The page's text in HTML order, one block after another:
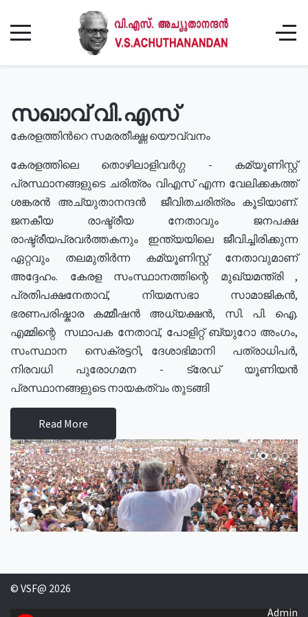
സഖാവ് വി.എസ്
കേരളത്തിൻറെ സമരതീക്ഷ്ണ യൌവ്വനം
കേരളത്തിലെ തൊഴിലാളിവർഗ്ഗ - കമ്യൂണിസ്റ്റ്
പ്രസ്ഥാനങ്ങളുടെ ചരിത്രം വിഎസ് എന്ന വേലിക്കകത്ത്
ശങ്കരൻ അച്യുതാനന്ദൻ ജീവിതചരിത്രം കൂടിയാണ്.
ജനകീയ രാഷ്ട്രീയ നേതാവും ജനപക്ഷ
രാഷ്ട്രീയപ്രവർത്തകനും ഇന്ത്യയിലെ ജീവിച്ചിരിക്കുന്ന
ഏറ്റവും തലമുതിർന്ന കമ്യൂണിസ്റ്റ് നേതാവുമാണ്
അദ്ദേഹം. കേരള സംസ്ഥാനത്തിന്റെ മുഖ്യമന്ത്രി ,
പ്രതിപക്ഷനേതാവ്, നിയമസഭാ സാമാജികൻ,
ഭരണപരിഷ്കാര കമ്മീഷൻ അധ്യക്ഷൻ, സി. പി. ഐ.
എമ്മിന്റെ സഥാപക നേതാവ്, പോളിറ്റ് ബ്യുറോ അംഗം,
സംസ്ഥാന സെക്രട്ടറി, ദേശാഭിമാനി പത്രാധിപർ,
നിരവധി പുരോഗമന - ട്രേഡ് യൂണിയൻ
പ്രസ്ഥാനങ്ങളുടെ നായകത്വം തുടങ്ങി
Read More
© VSF@ 2026
Admin